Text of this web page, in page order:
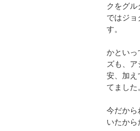
クをグ
ではジョ
す。
かとい
ズも、
安、加え
てました
今だから
いたから